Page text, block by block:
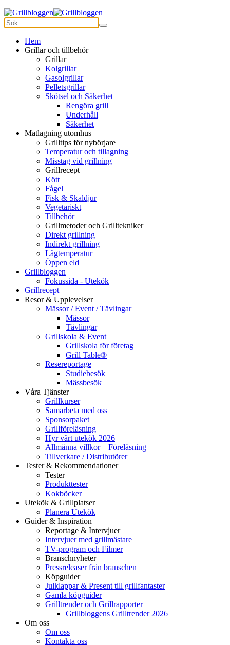
Hem
Grillar och tillbehör
Grillar
Kolgrillar
Gasolgrillar
Pelletsgrillar
Skötsel och Säkerhet
Rengöra grill
Underhåll
Säkerhet
Matlagning utomhus
Grilltips för nybörjare
Temperatur och tillagning
Misstag vid grillning
Grillrecept
Kött
Fågel
Fisk & Skaldjur
Vegetariskt
Tillbehör
Grillmetoder och Grilltekniker
Direkt grillning
Indirekt grillning
Lågtemperatur
Öppen eld
Grillbloggen
Fokussida - Utekök
Grillrecept
Resor & Upplevelser
Mässor / Event / Tävlingar
Mässor
Tävlingar
Grillskola & Event
Grillskola för företag
Grill Table®
Resereportage
Studiebesök
Mässbesök
Våra Tjänster
Grillkurser
Samarbeta med oss
Sponsorpaket
Grillföreläsning
Hyr vårt utekök 2026
Allmänna villkor – Föreläsning
Tillverkare / Distributörer
Tester & Rekommendationer
Tester
Produkttester
Kokböcker
Utekök & Grillplatser
Planera Utekök
Guider & Inspiration
Reportage & Intervjuer
Intervjuer med grillmästare
TV-program och Filmer
Branschnyheter
Pressreleaser från branschen
Köpguider
Julklappar & Present till grillfantaster
Gamla köpguider
Grilltrender och Grillrapporter
Grillbloggens Grilltrender 2026
Om oss
Om oss
Kontakta oss